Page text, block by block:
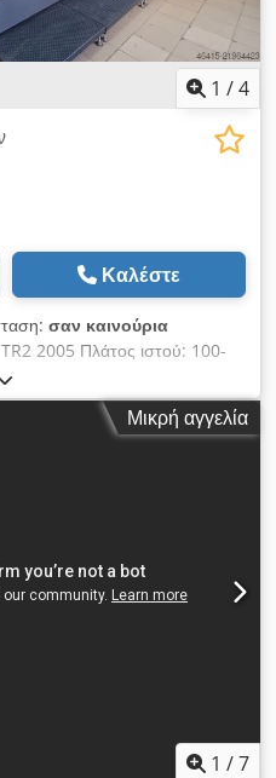
1 /4
Καλέστε
σαν καινούρια
2005 Πλάτος ιστού: 100-
310 x 254 mm
Μέγιστη μηχανική
3φ/26 kW Csdpfoy
12.000 kg Αποτύλιγμα 6
1 μονάδα UV
διάγνωσης Ψύκτης Όλοι οι
με καινούργιους
Μικρή αγγελία
1 /7